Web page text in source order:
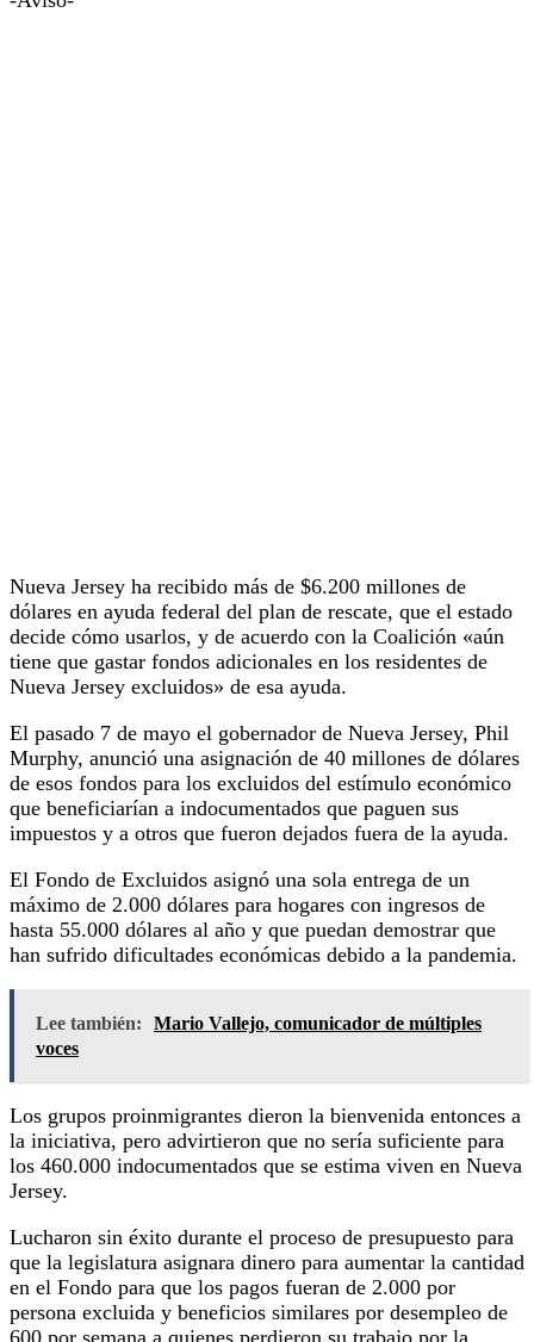
Nueva Jersey ha recibido más de $6.200 millones de
dólares en ayuda federal del plan de rescate, que el estado
decide cómo usarlos, y de acuerdo con la Coalición «aún
tiene que gastar fondos adicionales en los residentes de
Nueva Jersey excluidos» de esa ayuda.
El pasado 7 de mayo el gobernador de Nueva Jersey, Phil
Murphy, anunció una asignación de 40 millones de dólares
de esos fondos para los excluidos del estímulo económico
que beneficiarían a indocumentados que paguen sus
impuestos y a otros que fueron dejados fuera de la ayuda.
El Fondo de Excluidos asignó una sola entrega de un
máximo de 2.000 dólares para hogares con ingresos de
hasta 55.000 dólares al año y que puedan demostrar que
han sufrido dificultades económicas debido a la pandemia.
Lee también:
Mario Vallejo, comunicador de múltiples
voces
Los grupos proinmigrantes dieron la bienvenida entonces a
la iniciativa, pero advirtieron que no sería suficiente para
los 460.000 indocumentados que se estima viven en Nueva
Jersey.
Lucharon sin éxito durante el proceso de presupuesto para
que la legislatura asignara dinero para aumentar la cantidad
en el Fondo para que los pagos fueran de 2.000 por
persona excluida y beneficios similares por desempleo de
600 por semana a quienes perdieron su trabajo por la